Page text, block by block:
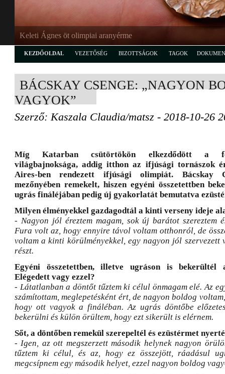
EB-ezüstérmes junior férfi csapat
KEZDŐOLDAL VEZETŐSÉG BIZOTTSÁGOK TAGOK
BÁCSKAY CSENGE: „NAGYON
VAGYOK”
Szerző: Kaszala Claudia/matsz - 2018-10-26
Míg Katarban csütörtökön elkezdődött a
világbajnoksága, addig itthon az ifjúsági tornászok
Aires-ben rendezett ifjúsági olimpiát. Bácskay
mezőnyében remekelt, hiszen egyéni összetettben
ugrás fináléjában pedig új gyakorlatát bemutatva
Milyen élményekkel gazdagodtál a kinti verseny ideje
- Nagyon jól éreztem magam, sok új barátot szereztem
Fura volt az, hogy ennyire távol voltam otthonról, de
voltam a kinti körülményekkel, egy nagyon jól szervezett
részt.
Egyéni összetettben, illetve ugráson is bekerültél
Elégedett vagy ezzel?
- Látatlanban a döntőt tűztem ki célul önmagam elé. Az
számítottam, meglepetésként ért, de nagyon boldog
hogy ott vagyok a fináléban. Az ugrás döntőbe
bekerülni és külön örültem, hogy ezt sikerült is elérnem.
Sőt, a döntőben remekül szerepeltél és ezüstérmet
- Igen, az ott megszerzett második helynek nagyon
tűztem ki célul, és az, hogy ez összejött, ráadásul
megcsípnem egy második helyet, ezzel nagyon boldog